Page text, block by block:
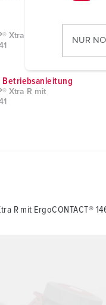
g
u
a
NUR
Xtra R mit
Betriebsanleitung
Xtra R mit
R mit ErgoCONTACT®